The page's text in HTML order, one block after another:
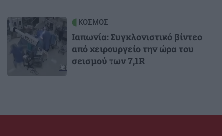
Image ΚΟΣΜΟΣ
Ιαπωνία: Συγκλονιστικό βίντεο
από χειρουργείο την ώρα του
σεισμού των 7,1R